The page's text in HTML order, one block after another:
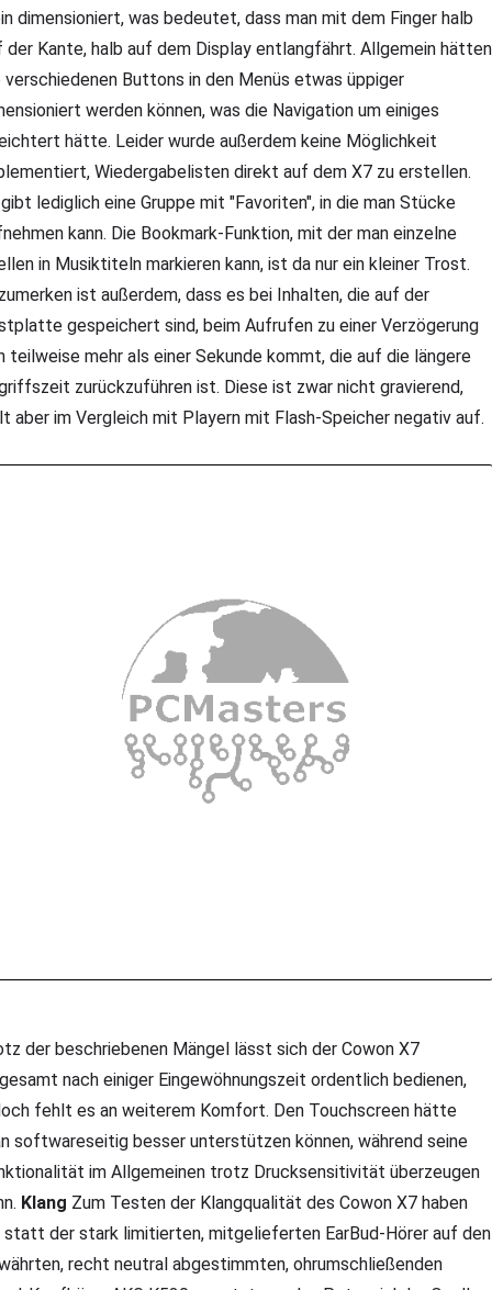
dimensioniert, was bedeutet, dass man mit dem Finger halb
der Kante, halb auf dem Display entlangfährt. Allgemein hätten
verschiedenen Buttons in den Menüs etwas üppiger
werden können, was die Navigation um einiges
hätte. Leider wurde außerdem keine Möglichkeit
Wiedergabelisten direkt auf dem X7 zu erstellen.
lediglich eine Gruppe mit "Favoriten", in die man Stücke
kann. Die Bookmark-Funktion, mit der man einzelne
in Musiktiteln markieren kann, ist da nur ein kleiner Trost.
ist außerdem, dass es bei Inhalten, die auf der
gespeichert sind, beim Aufrufen zu einer Verzögerung
teilweise mehr als einer Sekunde kommt, die auf die längere
zurückzuführen ist. Diese ist zwar nicht gravierend,
aber im Vergleich mit Playern mit Flash-Speicher negativ auf.
der beschriebenen Mängel lässt sich der Cowon X7
nach einiger Eingewöhnungszeit ordentlich bedienen,
fehlt es an weiterem Komfort. Den Touchscreen hätte
softwareseitig besser unterstützen können, während seine
im Allgemeinen trotz Drucksensitivität überzeugen
Klang Zum Testen der Klangqualität des Cowon X7 haben
statt der stark limitierten, mitgelieferten EarBud-Hörer auf den
recht neutral abgestimmten, ohrumschließenden